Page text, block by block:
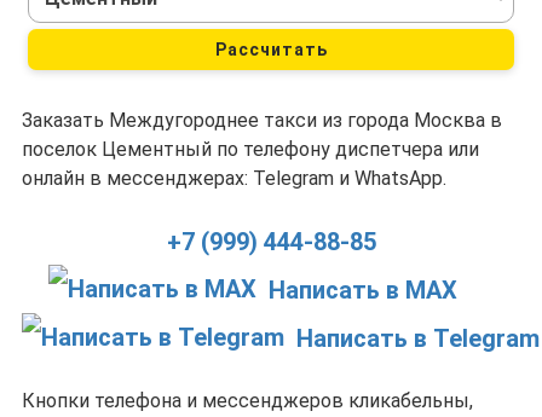
Рассчитать
Заказать Междугороднее такси из города Москва в
поселок Цементный по телефону диспетчера или
онлайн в мессенджерах: Telegram и WhatsApp.
+7 (999) 444-88-85
Написать в MAX
Написать в Telegram
Кнопки телефона и мессенджеров кликабельны,